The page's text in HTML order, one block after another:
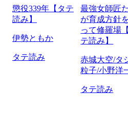
懲役339年【タテ
読み】
伊勢ともか
タテ読み
最強女師匠
が育成方針
って修羅場
テ読み】
赤城大空/タ
粒子/小野洋
タテ読み